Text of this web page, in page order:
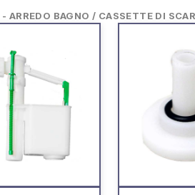
BAGNO / CASSETTE DI